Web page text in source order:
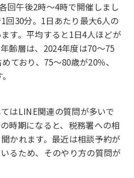
回午後2時～4時で開催しまし
回30分。1日あたり最大6人の
す。平均すると1日4人ほどが
齢層は、2024年度は70〜75
ており、75〜80歳が20％、
はLINE関連の質問が多いで
時期になると、税務署への相
かれます。最近は相談予約が
るため、そのやり方の質問が